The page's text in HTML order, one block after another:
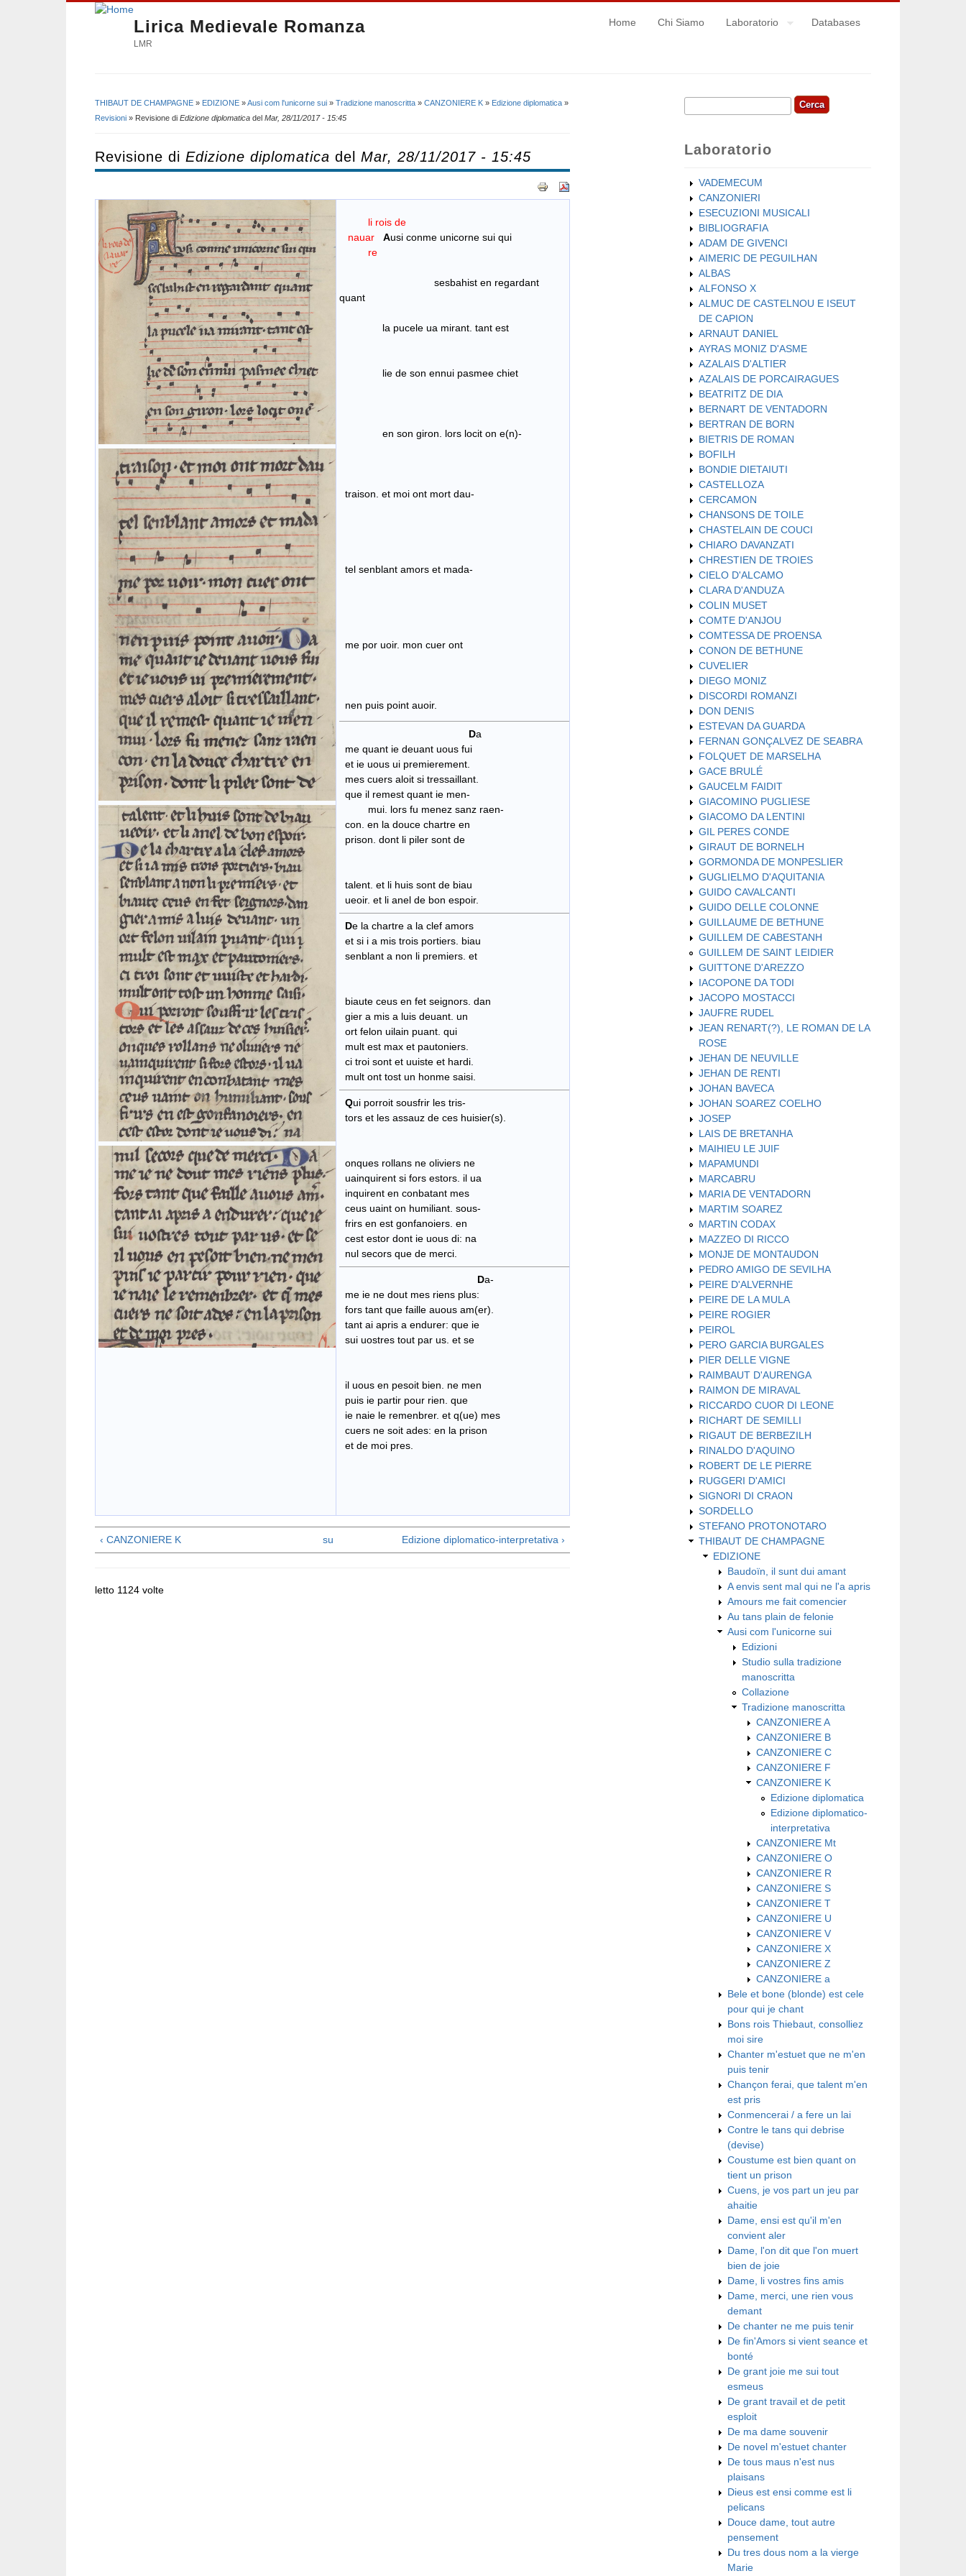
Lirica Medievale Romanza
LMR
Home Chi Siamo Laboratorio Databases
Tu sei qui
THIBAUT DE CHAMPAGNE » EDIZIONE »Ausi com l'unicorne sui » Tradizione manoscritta » CANZONIERE K » Edizione diplomatica »
Revisioni » Revisione di Edizione diplomatica del Mar, 28/11/2017 - 15:45
Revisione di Edizione diplomatica del Mar, 28/11/2017 - 15:45
li rois de
nauar
Ausi conme unicorne sui qui
re
sesbahist en regardant
quant
la pucele ua mirant. tant est
lie de son ennui pasmee chiet
en son giron. lors locit on e(n)-
traison. et moi ont mort dau-
tel senblant amors et mada-
me por uoir. mon cuer ont
nen puis point auoir.
Da
me quant ie deuant uous fui
et ie uous ui premierement.
mes cuers aloit si tressaillant.
que il remest quant ie men-
mui. lors fu menez sanz raen-
con. en la douce chartre en
prison. dont li piler sont de
talent. et li huis sont de biau
ueoir. et li anel de bon espoir.
De la chartre a la clef amors
et si i a mis trois portiers. biau
senblant a non li premiers. et
biaute ceus en fet seignors. dan
gier a mis a luis deuant. un
ort felon uilain puant. qui
mult est max et pautoniers.
ci troi sont et uuiste et hardi.
mult ont tost un honme saisi.
Qui porroit sousfrir les tris-
tors et les assauz de ces huisier(s).
onques rollans ne oliviers ne
uainquirent si fors estors. il ua
inquirent en conbatant mes
ceus uaint on humiliant. sous-
frirs en est gonfanoiers. en
cest estor dont ie uous di: na
nul secors que de merci.
Da-
me ie ne dout mes riens plus:
fors tant que faille auous am(er).
tant ai apris a endurer: que ie
sui uostres tout par us. et se
il uous en pesoit bien. ne men
puis ie partir pour rien. que
ie naie le remenbrer. et q(ue) mes
cuers ne soit ades: en la prison
et de moi pres.
‹ CANZONIERE K su Edizione diplomatico-interpretativa ›
letto 1124 volte
Form di ricerca
Cerca
Laboratorio
VADEMECUM
CANZONIERI
ESECUZIONI MUSICALI
BIBLIOGRAFIA
ADAM DE GIVENCI
AIMERIC DE PEGUILHAN
ALBAS
ALFONSO X
ALMUC DE CASTELNOU E ISEUT
DE CAPION
ARNAUT DANIEL
AYRAS MONIZ D'ASME
AZALAIS D'ALTIER
AZALAIS DE PORCAIRAGUES
BEATRITZ DE DIA
BERNART DE VENTADORN
BERTRAN DE BORN
BIETRIS DE ROMAN
BOFILH
BONDIE DIETAIUTI
CASTELLOZA
CERCAMON
CHANSONS DE TOILE
CHASTELAIN DE COUCI
CHIARO DAVANZATI
CHRESTIEN DE TROIES
CIELO D'ALCAMO
CLARA D'ANDUZA
COLIN MUSET
COMTE D'ANJOU
COMTESSA DE PROENSA
CONON DE BETHUNE
CUVELIER
DIEGO MONIZ
DISCORDI ROMANZI
DON DENIS
ESTEVAN DA GUARDA
FERNAN GONÇALVEZ DE SEABRA
FOLQUET DE MARSELHA
GACE BRULÉ
GAUCELM FAIDIT
GIACOMINO PUGLIESE
GIACOMO DA LENTINI
GIL PERES CONDE
GIRAUT DE BORNELH
GORMONDA DE MONPESLIER
GUGLIELMO D'AQUITANIA
GUIDO CAVALCANTI
GUIDO DELLE COLONNE
GUILLAUME DE BETHUNE
GUILLEM DE CABESTANH
GUILLEM DE SAINT LEIDIER
GUITTONE D'AREZZO
IACOPONE DA TODI
JACOPO MOSTACCI
JAUFRE RUDEL
JEAN RENART(?), LE ROMAN DE LA
ROSE
JEHAN DE NEUVILLE
JEHAN DE RENTI
JOHAN BAVECA
JOHAN SOAREZ COELHO
JOSEP
LAIS DE BRETANHA
MAIHIEU LE JUIF
MAPAMUNDI
MARCABRU
MARIA DE VENTADORN
MARTIM SOAREZ
MARTIN CODAX
MAZZEO DI RICCO
MONJE DE MONTAUDON
PEDRO AMIGO DE SEVILHA
PEIRE D'ALVERNHE
PEIRE DE LA MULA
PEIRE ROGIER
PEIROL
PERO GARCIA BURGALES
PIER DELLE VIGNE
RAIMBAUT D'AURENGA
RAIMON DE MIRAVAL
RICCARDO CUOR DI LEONE
RICHART DE SEMILLI
RIGAUT DE BERBEZILH
RINALDO D'AQUINO
ROBERT DE LE PIERRE
RUGGERI D'AMICI
SIGNORI DI CRAON
SORDELLO
STEFANO PROTONOTARO
THIBAUT DE CHAMPAGNE
EDIZIONE
Baudoïn, il sunt dui amant
A envis sent mal qui ne l'a apris
Amours me fait comencier
Au tans plain de felonie
Ausi com l'unicorne sui
Edizioni
Studio sulla tradizione
manoscritta
Collazione
Tradizione manoscritta
CANZONIERE A
CANZONIERE B
CANZONIERE C
CANZONIERE F
CANZONIERE K
Edizione diplomatica
Edizione diplomatico-
interpretativa
CANZONIERE Mt
CANZONIERE O
CANZONIERE R
CANZONIERE S
CANZONIERE T
CANZONIERE U
CANZONIERE V
CANZONIERE X
CANZONIERE Z
CANZONIERE a
Bele et bone (blonde) est cele
pour qui je chant
Bons rois Thiebaut, consolliez
moi sire
Chanter m'estuet que ne m'en
puis tenir
Chançon ferai, que talent m'en
est pris
Conmencerai / a fere un lai
Contre le tans qui debrise
(devise)
Coustume est bien quant on
tient un prison
Cuens, je vos part un jeu par
ahaitie
Dame, ensi est qu'il m'en
convient aler
Dame, l'on dit que l'on muert
bien de joie
Dame, li vostres fins amis
Dame, merci, une rien vous
demant
De chanter ne me puis tenir
De fin'Amors si vient seance et
bonté
De grant joie me sui tout
esmeus
De grant travail et de petit
esploit
De ma dame souvenir
De novel m'estuet chanter
De tous maus n'est nus
plaisans
Dieus est ensi comme est li
pelicans
Douce dame, tout autre
pensement
Du tres dous nom a la vierge
Marie